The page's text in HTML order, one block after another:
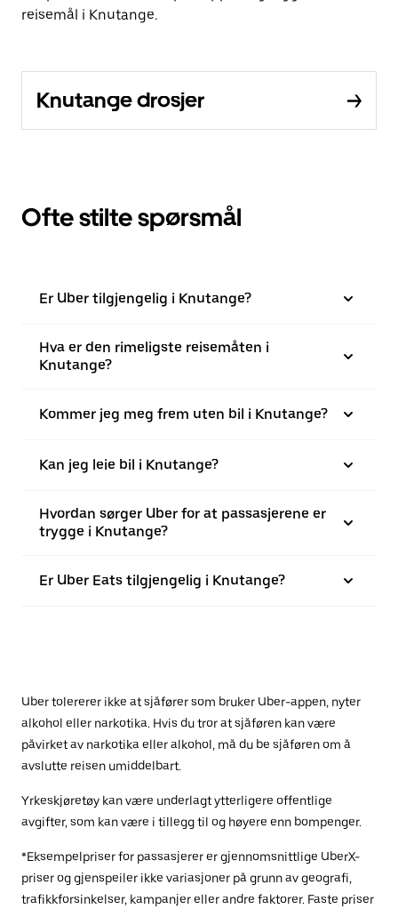
reisemål i Knutange.
Knutange drosjer
Ofte stilte spørsmål
Er Uber tilgjengelig i Knutange?
Hva er den rimeligste reisemåten i
Knutange?
Kommer jeg meg frem uten bil i Knutange?
Kan jeg leie bil i Knutange?
Hvordan sørger Uber for at passasjerene er
trygge i Knutange?
Er Uber Eats tilgjengelig i Knutange?
Uber tolererer ikke at sjåfører som bruker Uber-appen, nyter
alkohol eller narkotika. Hvis du tror at sjåføren kan være
påvirket av narkotika eller alkohol, må du be sjåføren om å
avslutte reisen umiddelbart.
Yrkeskjøretøy kan være underlagt ytterligere offentlige
avgifter, som kan være i tillegg til og høyere enn bompenger.
*Eksempelpriser for passasjerer er gjennomsnittlige UberX-
priser og gjenspeiler ikke variasjoner på grunn av geografi,
trafikkforsinkelser, kampanjer eller andre faktorer. Faste priser